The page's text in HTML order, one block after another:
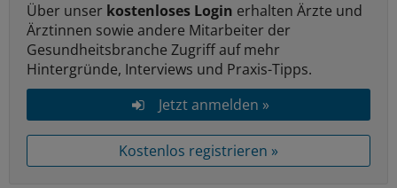
Über unser kostenloses Login erhalten Ärzte und
Ärztinnen sowie andere Mitarbeiter der
Gesundheitsbranche Zugriff auf mehr
Hintergründe, Interviews und Praxis-Tipps.
Jetzt anmelden »
Kostenlos registrieren »